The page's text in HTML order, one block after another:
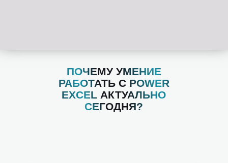
ПОЧЕМУ УМЕНИЕ
РАБОТАТЬ С POWER
EXCEL АКТУАЛЬНО
СЕГОДНЯ?